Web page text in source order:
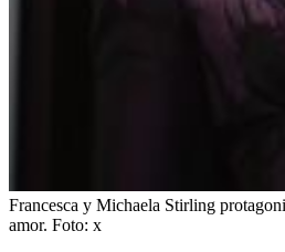
Francesca y Michaela Stirling
amor. Foto: x